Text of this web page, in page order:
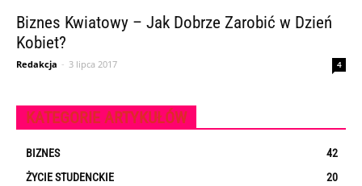
Biznes Kwiatowy – Jak Dobrze Zarobić w Dzień
Kobiet?
Redakcja - 3 lipca 2017 4
KATEGORIE ARTYKUŁÓW
BIZNES
42
ŻYCIE STUDENCKIE
20